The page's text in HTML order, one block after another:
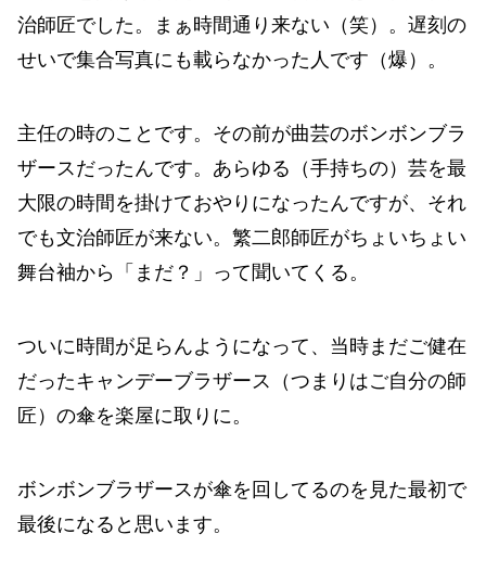
治師匠でした。まぁ時間通り来ない（笑）。遅刻の
せいで集合写真にも載らなかった人です（爆）。
主任の時のことです。その前が曲芸のボンボンブラ
ザースだったんです。あらゆる（手持ちの）芸を最
大限の時間を掛けておやりになったんですが、それ
でも文治師匠が来ない。繁二郎師匠がちょいちょい
舞台袖から「まだ？」って聞いてくる。
ついに時間が足らんようになって、当時まだご健在
だったキャンデーブラザース（つまりはご自分の師
匠）の傘を楽屋に取りに。
ボンボンブラザースが傘を回してるのを見た最初で
最後になると思います。